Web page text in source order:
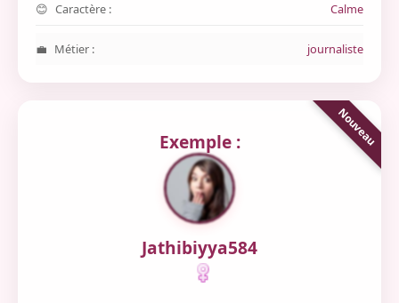
Caractère : Calme
Métier : journaliste
Exemple :
Jathibiyya584